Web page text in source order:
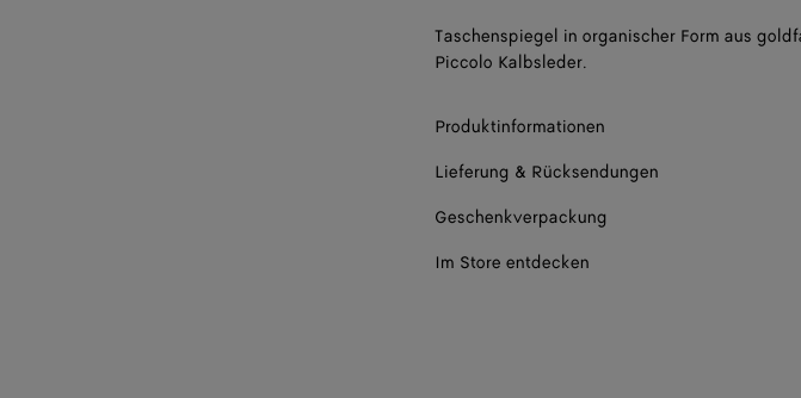
Taschenspiegel in organischer Form aus
Piccolo Kalbsleder.
Produktinformationen
Lieferung & Rücksendungen
Geschenkverpackung
Im Store entdecken